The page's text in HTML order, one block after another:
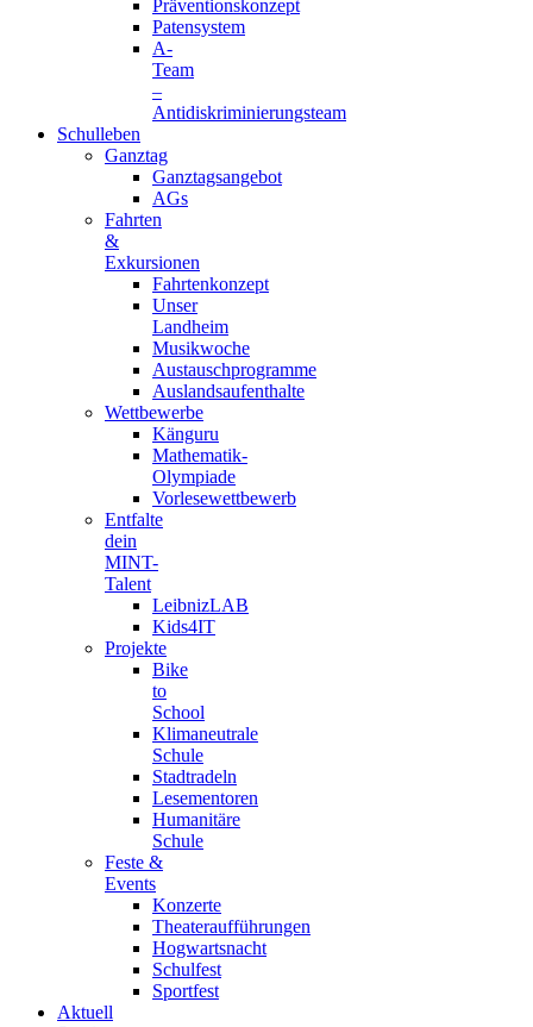
Präventionskonzept
Patensystem
A-
Team
–
Antidiskriminierungsteam
Schulleben
Ganztag
Ganztagsangebot
AGs
Fahrten
&
Exkursionen
Fahrtenkonzept
Unser
Landheim
Musikwoche
Austauschprogramme
Auslandsaufenthalte
Wettbewerbe
Känguru
Mathematik-
Olympiade
Vorlesewettbewerb
Entfalte
dein
MINT-
Talent
LeibnizLAB
Kids4IT
Projekte
Bike
to
School
Klimaneutrale
Schule
Stadtradeln
Lesementoren
Humanitäre
Schule
Feste &
Events
Konzerte
Theateraufführungen
Hogwartsnacht
Schulfest
Sportfest
Aktuell